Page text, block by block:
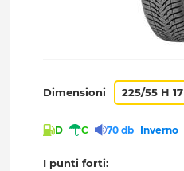
Dimensioni 225/55 H 17
D C 70 db Inverno
I punti forti: